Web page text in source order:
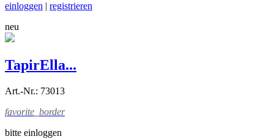
einloggen | registrieren
neu
TapirElla...
Art.-Nr.: 73013
favorite_border
bitte einloggen